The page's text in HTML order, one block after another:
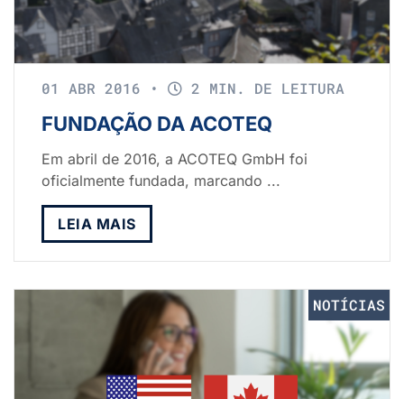
01 ABR 2016 • 2 MIN. DE LEITURA
FUNDAÇÃO DA ACOTEQ
Em abril de 2016, a ACOTEQ GmbH foi
oficialmente fundada, marcando ...
LEIA MAIS
NOTÍCIAS